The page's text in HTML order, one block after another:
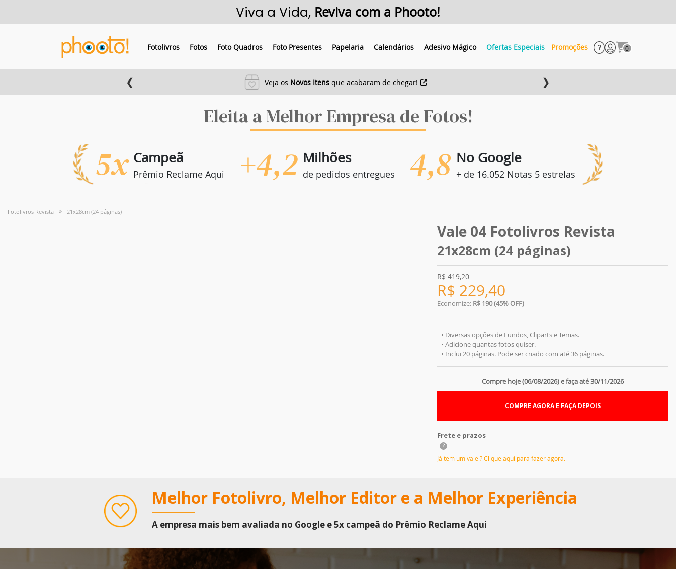
Viva a Vida, Reviva com a Phooto!
Fotolivros Fotos Foto Quadros Foto Presentes Papelaria Calendários Adesivo Mágico Ofertas Especiais Promoções 0
❮ Veja osNovos Itensque acabaram de chegar! ❯
Eleita a Melhor Empresa de Fotos!
5x Campeã
Prêmio Reclame Aqui +4,2 Milhões
de pedidos entregues 4,8 No Google
+ de 16.052 Notas 5 estrelas
Fotolivros Revista 21x28cm (24 páginas)
Vale 04 Fotolivros Revista
21x28cm (24 páginas)
R$419,20
R$ 229,40
Economize: R$ 190 (45% OFF)
• Diversas opções de Fundos, Cliparts e Temas.
• Adicione quantas fotos quiser.
• Inclui 20 páginas. Pode ser criado com até 36 páginas.
Compre hoje (06/08/2026) e faça até 30/11/2026
COMPRE AGORA E FAÇA DEPOIS
Frete e prazos
?
Já tem um vale ? Clique aqui para fazer agora.
Melhor Fotolivro, Melhor Editor e a Melhor Experiência
A empresa mais bem avaliada no Google e 5x campeã do Prêmio Reclame Aqui